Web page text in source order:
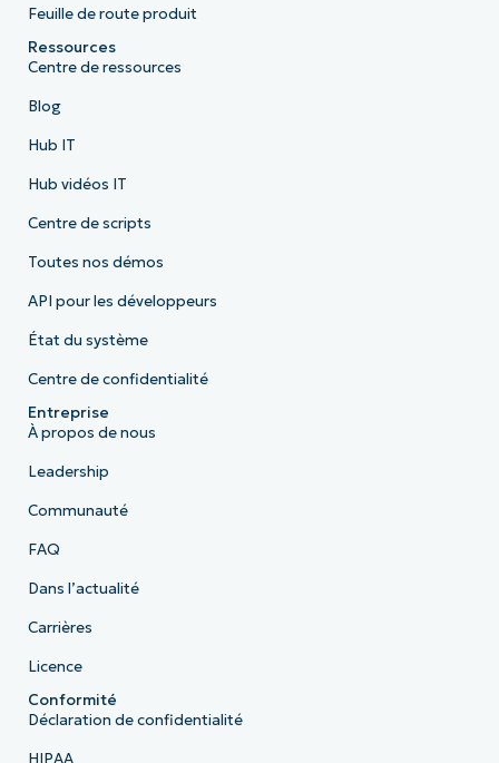
Feuille de route produit
Ressources
Centre de ressources
Blog
Hub IT
Hub vidéos IT
Centre de scripts
Toutes nos démos
API pour les développeurs
État du système
Centre de confidentialité
Entreprise
À propos de nous
Leadership
Communauté
FAQ
Dans l’actualité
Carrières
Licence
Conformité
Déclaration de confidentialité
HIPAA